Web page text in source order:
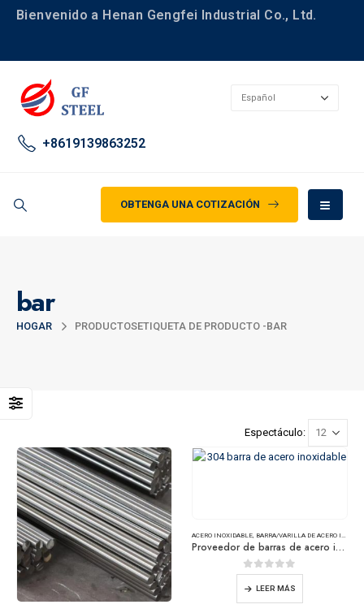
Bienvenido a Henan Gengfei Industrial Co., Ltd.
+8619139863252
OBTENGA UNA COTIZACIÓN
bar
HOGAR PRODUCTOSETIQUETA DE PRODUCTO -BAR
Espectáculo:
ACERO INOXIDABLE, BARRA/VARILLA DE ACERO INOXIDABLE
Proveedor de barras de acero inoxidable 304L
0de 5
LEER MÁS